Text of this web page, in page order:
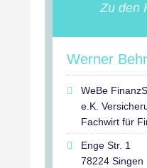
Zu den
Werner
WeBe
e.K.
Fachwirt für
Enge Str. 1
78224 Singen